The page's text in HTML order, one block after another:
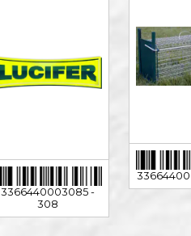
3366440003085 -
308